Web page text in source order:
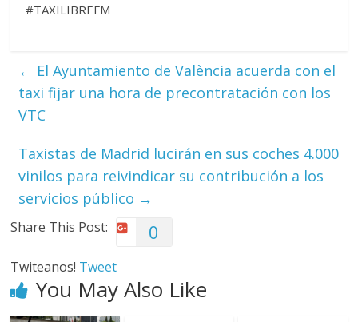
#TAXILIBREFM
← El Ayuntamiento de València acuerda con el
taxi fijar una hora de precontratación con los
VTC
Taxistas de Madrid lucirán en sus coches 4.000
vinilos para reivindicar su contribución a los
servicios público →
Share This Post: 0
Twiteanos! Tweet
You May Also Like